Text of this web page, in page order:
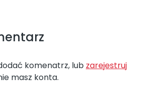
komenatrz, lub zarejestruj
masz konta.